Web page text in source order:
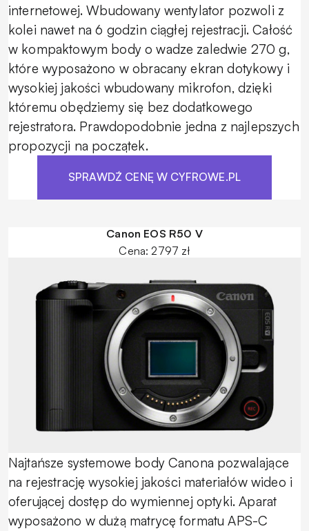
internetowej. Wbudowany wentylator pozwoli z
kolei nawet na 6 godzin ciągłej rejestracji. Całość
w kompaktowym body o wadze zaledwie 270 g,
które wyposażono w obracany ekran dotykowy i
wysokiej jakości wbudowany mikrofon, dzięki
któremu obędziemy się bez dodatkowego
rejestratora. Prawdopodobnie jedna z najlepszych
propozycji na początek.
SPRAWDŹ CENĘ W CYFROWE.PL
Canon EOS R50 V
Cena: 2797 zł
Najtańsze systemowe body Canona pozwalające
na rejestrację wysokiej jakości materiałów wideo i
oferującej dostęp do wymiennej optyki. Aparat
wyposażono w dużą matrycę formatu APS-C